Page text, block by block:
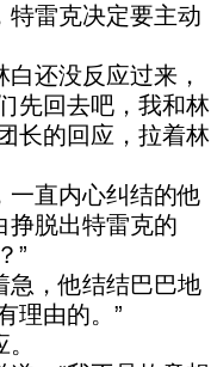
特雷克决定要主动
还没反应过来，
先回去吧，我和林
长的回应，拉着林
一直内心纠结的他
挣脱出特雷克的
”
急，他结结巴巴地
理由的。”